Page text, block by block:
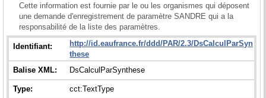
Cette information est fournie par le ou les organismes qui déposent
une demande d'enregistrement de paramètre SANDRE qui a la
responsabilité de la liste des paramètres.
Identifiant:
http://id.eaufrance.fr/ddd/PAR/2.3/DsCalculParSyn
these
Balise XML:
DsCalculParSynthese
Type: cct:TextType